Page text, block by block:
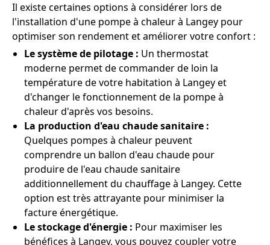
Il existe certaines options à considérer lors de
l'installation d'une pompe à chaleur à Langey pour
optimiser son rendement et améliorer votre confort :
Le système de pilotage : Un thermostat
moderne permet de commander de loin la
température de votre habitation à Langey et
d'changer le fonctionnement de la pompe à
chaleur d'après vos besoins.
La production d'eau chaude sanitaire :
Quelques pompes à chaleur peuvent
comprendre un ballon d'eau chaude pour
produire de l'eau chaude sanitaire
additionnellement du chauffage à Langey. Cette
option est très attrayante pour minimiser la
facture énergétique.
Le stockage d'énergie : Pour maximiser les
bénéfices à Langey, vous pouvez coupler votre